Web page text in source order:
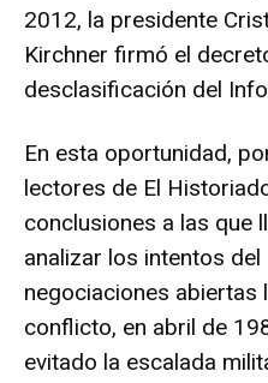
2012, la presidente
Kirchner firmó el
desclasificación del
En esta oportunidad,
lectores de El
conclusiones a las que
analizar los intentos
negociaciones abiertas
conflicto, en abril de
evitado la escalada